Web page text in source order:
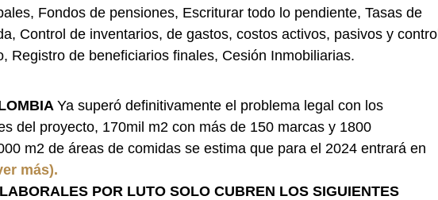
Fondos de pensiones, Escriturar todo lo pendiente, Tasas de
Control de inventarios, de gastos, costos activos, pasivos y control
Registro de beneficiarios finales, Cesión Inmobiliarias.
Ya superó definitivamente el problema legal con los
del proyecto, 170mil m2 con más de 150 marcas y 1800
m2 de áreas de comidas se estima que para el 2024 entrará en
más).
POR LUTO SOLO CUBREN LOS SIGUIENTES